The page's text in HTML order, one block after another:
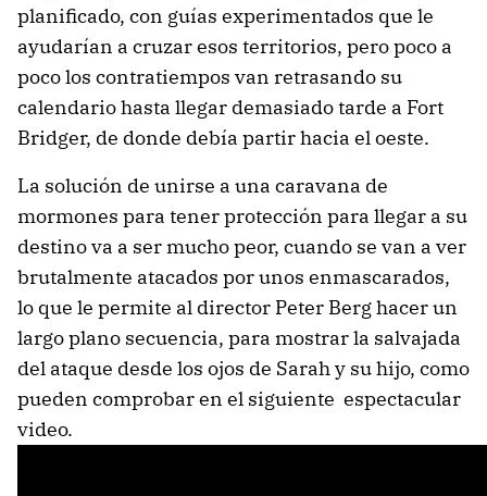
planificado, con guías experimentados que le
ayudarían a cruzar esos territorios, pero poco a
poco los contratiempos van retrasando su
calendario hasta llegar demasiado tarde a Fort
Bridger, de donde debía partir hacia el oeste.
La solución de unirse a una caravana de
mormones para tener protección para llegar a su
destino va a ser mucho peor, cuando se van a ver
brutalmente atacados por unos enmascarados,
lo que le permite al director Peter Berg hacer un
largo plano secuencia, para mostrar la salvajada
del ataque desde los ojos de Sarah y su hijo, como
pueden comprobar en el siguiente espectacular
video.